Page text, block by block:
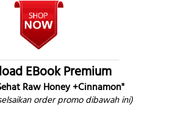
EBook Premium
Raw Honey +Cinnamon"
order promo dibawah ini)